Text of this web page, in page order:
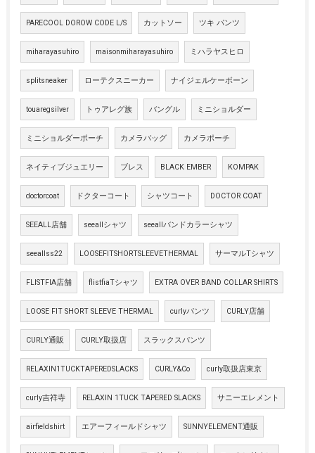
PARECOOL DOROW CODE L/S カットソー ツキ パンツ
miharayasuhiro maisonmiharayasuhiro ミハラヤスヒロ
splitsneaker ローテクスニーカー ナイジェルケーボーン
touaregsilver トゥアレグ族 バングル ミニショルダー
ミニショルダーポーチ カメラバッグ カメラポーチ
ネイティブジュエリー ブレス BLACK EMBER KOMPAK
doctorcoat ドクターコート シャツコート DOCTOR COAT
SEEALL店舗 seeallシャツ seeallバンドカラーシャツ
seeallss22 LOOSEFITSHORTSLEEVETHERMAL サーマルTシャツ
FLISTFIA店舗 flistfiaTシャツ EXTRA OVER BAND COLLAR SHIRTS
LOOSE FIT SHORT SLEEVE THERMAL curlyパンツ CURLY店舗
CURLY通販 CURLY取扱店 スラックスパンツ
RELAXIN1TUCKTAPEREDSLACKS CURLY&Co curly取扱店東京
curly吉祥寺 RELAXIN 1TUCK TAPERED SLACKS サニーエレメント
airfieldshirt エアーフィールドシャツ SUNNYELEMENT通販